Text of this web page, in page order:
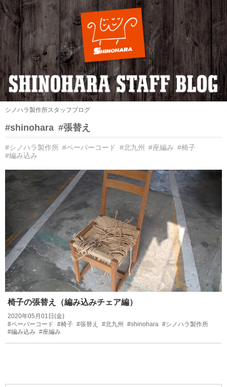
シノハラ製作所スタッフブログ
#shinohara #張替え
#シノハラ製作所 #ペーパーコード #北九州 #座編み #椅子
#編み込み
椅子の張替え（編み込みチェア編）
2020年05月01日(金)
#ペーパーコード #椅子 #張替え #北九州 #shinohara #シノハラ製作所
#編み込み #座編み